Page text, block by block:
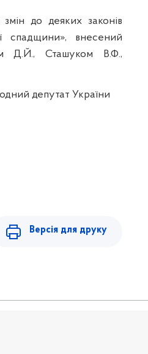
до деяких законів
спадщини», внесений
Д.Й., Сташуком В.Ф.,
депутат України
Версія для друку